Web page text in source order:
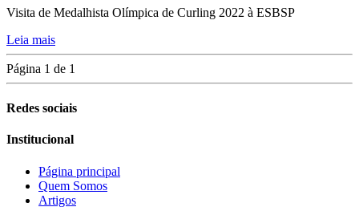
Visita de Medalhista Olímpica de Curling 2022 à ESBSP
Leia mais
Página 1 de 1
Redes sociais
Institucional
Página principal
Quem Somos
Artigos